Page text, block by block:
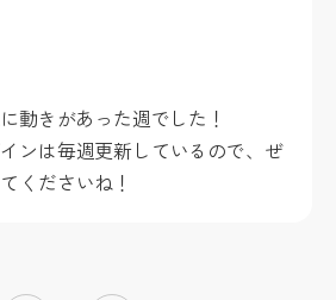
動きがあった週でした！
ンは毎週更新しているので、ぜ
くださいね！